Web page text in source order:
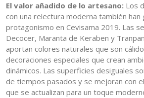
El valor añadido de lo artesano: Los
con una relectura moderna también han
protagonismo en Cevisama 2019. Las
Decocer, Maranta de Keraben y
aportan colores naturales que son
decoraciones especiales que crean
dinámicos. Las superficies desiguales
de tiempos pasados y se mejoran con
que se actualizan para un toque